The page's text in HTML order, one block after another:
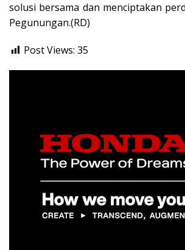
solusi bersama dan menciptakan
Pegunungan.(RD)
Post Views: 35